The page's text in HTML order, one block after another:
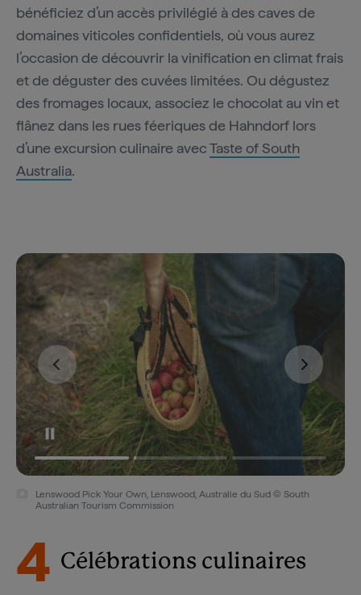
bénéficiez d’un accès privilégié à des caves de
domaines viticoles confidentiels, où vous aurez
l’occasion de découvrir la vinification en climat frais
et de déguster des cuvées limitées. Ou dégustez
des fromages locaux, associez le chocolat au vin et
flânez dans les rues féeriques de Hahndorf lors
d’une excursion culinaire avecTaste of South
Australia.
Lenswood Pick Your Own, Lenswood, Australie du Sud © South
Australian Tourism Commission
4 Célébrations culinaires